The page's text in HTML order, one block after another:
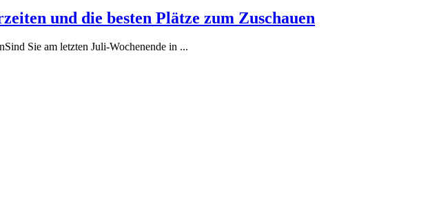
und die besten Plätze zum Zuschauen
Sie am letzten Juli-Wochenende in ...